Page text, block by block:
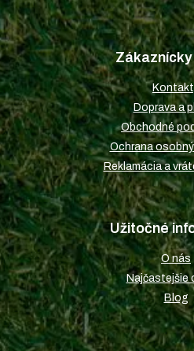
Z
á
p
ä
t
i
e
Doprava a
Obchodné
Ochrana
Reklamácia a
Užitočné
O nás
Najčastejšie
Blog